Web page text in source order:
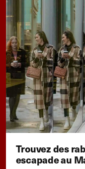
Trouvez des
escapade au